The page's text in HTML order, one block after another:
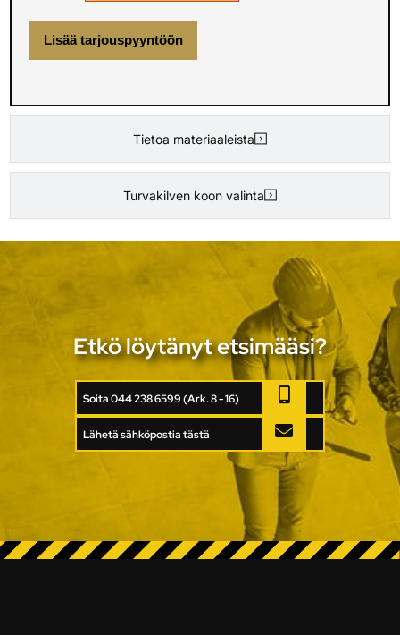
Tietoa materiaaleista
Turvakilven koon valinta
Lisää tarjouspyyntöön
Etkö löytänyt etsimääsi?
Soita 044 238 6599 (Ark. 8 - 16)
Lähetä sähköpostia tästä